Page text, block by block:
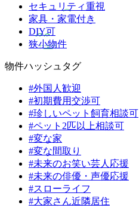
セキュリティ重視
家具・家電付き
DIY可
狭小物件
物件ハッシュタグ
#外国人歓迎
#初期費用交渉可
#珍しいペット飼育相談可
#ペット2匹以上相談可
#変な家
#変な間取り
#未来のお笑い芸人応援
#未来の俳優・声優応援
#スローライフ
#大家さん近隣居住